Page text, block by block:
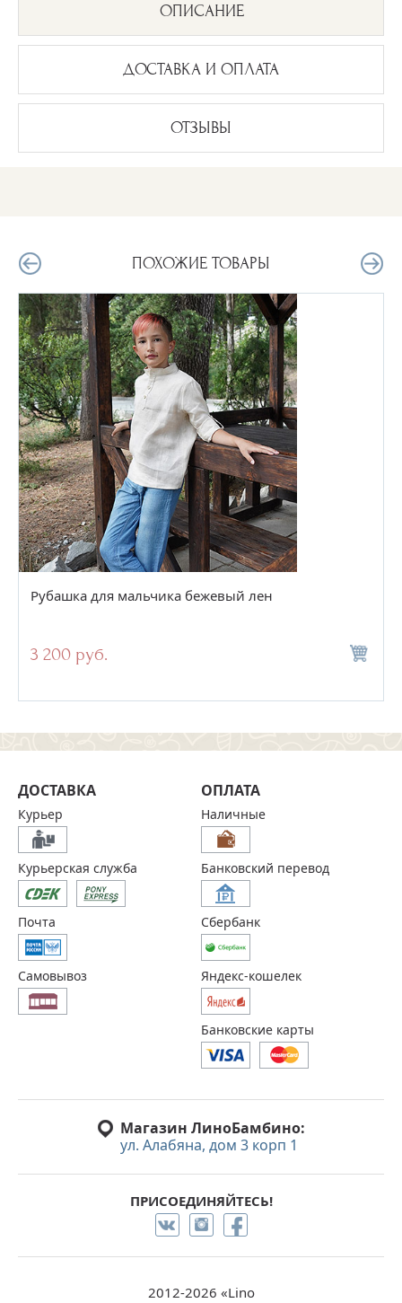
ОПИСАНИЕ
ДОСТАВКА И ОПЛАТА
ОТЗЫВЫ
ПОХОЖИЕ ТОВАРЫ
Рубашка для мальчика бежевый лен
3 200 руб.
Магазин ЛиноБамбино:
ул. Алабяна, дом 3 корп 1
ПРИСОЕДИНЯЙТЕСЬ!
ДОСТАВКА
Курьер
Курьерская служба
Почта
Самовывоз
ОПЛАТА
Наличные
Банковский перевод
Сбербанк
Яндекс-кошелек
Банковские карты
2012-2026 «Lino